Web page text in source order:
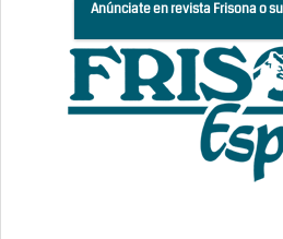
Anúnciate en revista Frisona o